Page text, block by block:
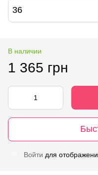
36
В наличии
1 365 грн
Войти для